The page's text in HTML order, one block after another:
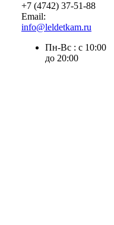
+7 (4742) 37-51-88
Email:
info@leldetkam.ru
Пн-Вс : с 10:00
до 20:00